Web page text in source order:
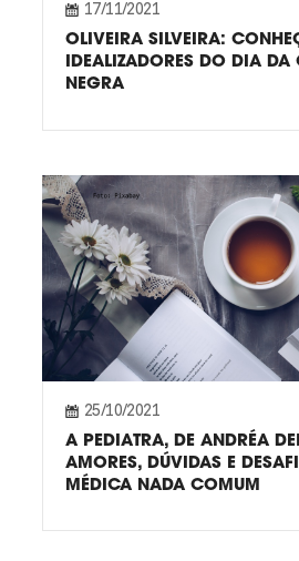
17/11/2021
OLIVEIRA SILVEIRA:
IDEALIZADORES DO DIA
NEGRA
25/10/2021
A PEDIATRA, DE ANDRÉA
AMORES, DÚVIDAS E
MÉDICA NADA COMUM